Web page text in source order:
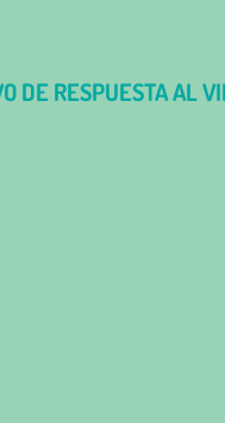
DE RESPUESTA AL